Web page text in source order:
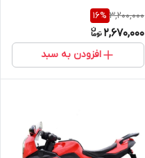
3,200,000
16%
2,670,000
افزودن به سبد